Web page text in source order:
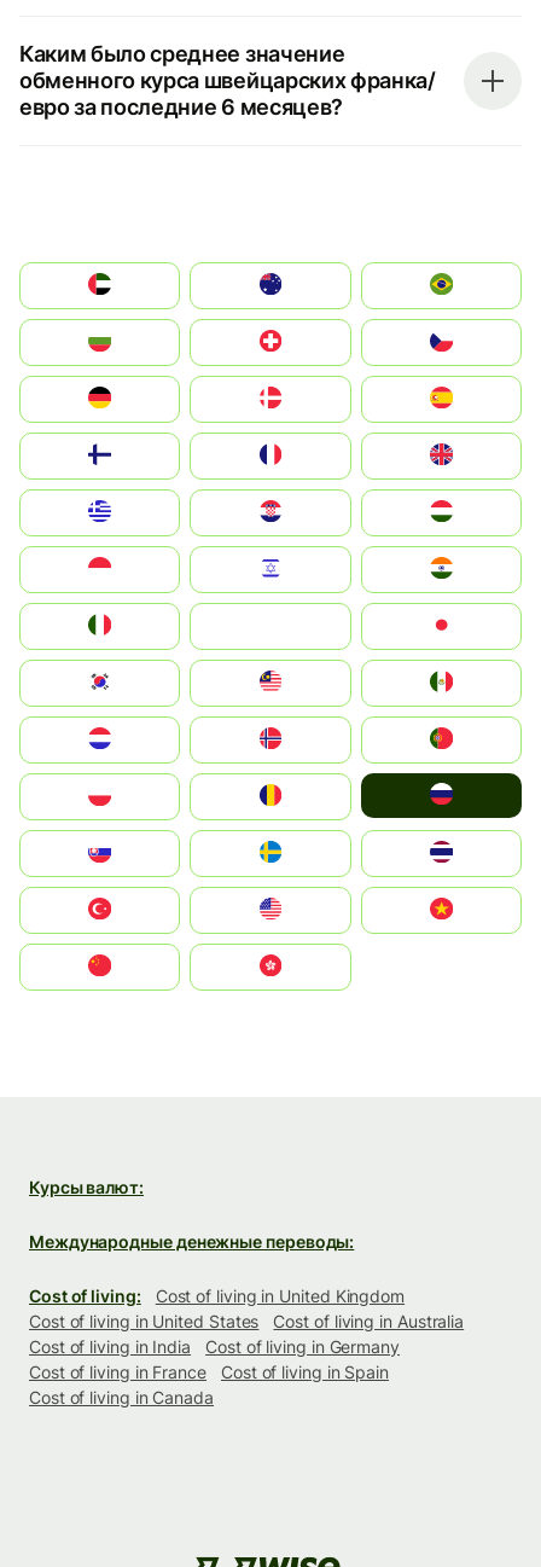
Каким было среднее значение
обменного курса швейцарских франка/
евро за последние 6 месяцев?
الإمارات العربية المتحدة
Switzerland
Deutschland
United Kingdom
Magyarország
South Korea
United States
中國香港特別行政區
Курсы валют:
Международные денежные переводы:
Cost of living:
Cost of living in United Kingdom
Cost of living in United States
Cost of living in Australia
Cost of living in India
Cost of living in Germany
Cost of living in France
Cost of living in Spain
Cost of living in Canada